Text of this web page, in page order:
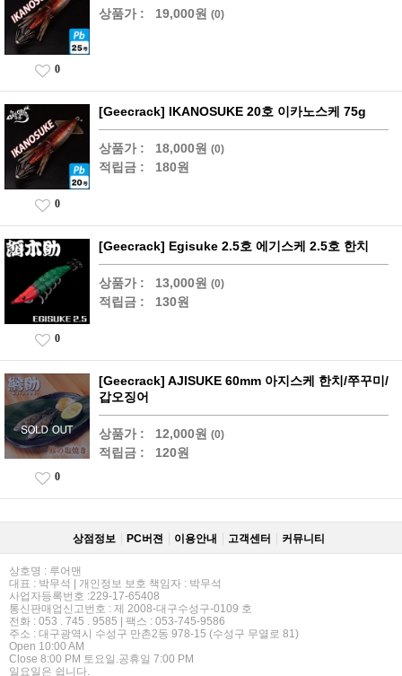
상품가 : 19,000원 (0)
0
[Geecrack] IKANOSUKE 20호 이카노스케 75g
상품가 : 18,000원 (0)
적립금 : 180원
0
[Geecrack] Egisuke 2.5호 에기스케 2.5호 한치
상품가 : 13,000원 (0)
적립금 : 130원
0
[Geecrack] AJISUKE 60mm 아지스케 한치/쭈꾸미/
갑오징어
상품가 : 12,000원 (0)
적립금 : 120원
0
상점정보 PC버젼 이용안내 고객센터 커뮤니티
상호명 : 루어맨
대표 : 박무석 | 개인정보 보호 책임자 : 박무석
사업자등록번호 :229-17-65408
통신판매업신고번호 : 제 2008-대구수성구-0109 호
전화 : 053 . 745 . 9585 | 팩스 : 053-745-9586
주소 : 대구광역시 수성구 만촌2동 978-15 (수성구 무열로 81)
Open 10:00 AM
Close 8:00 PM 토요일.공휴일 7:00 PM
일요일은 쉽니다.